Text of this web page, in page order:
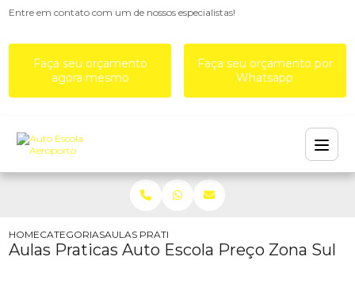
Entre em contato com um de nossos especialistas!
Faça seu orçamento
agora mesmo
Faça seu orçamento por
Whatsapp
HOMECATEGORIASAULAS PRATICAS AUTO ESCOLA PREÇO ZONA SUL
Aulas Praticas Auto Escola Preço Zona Sul